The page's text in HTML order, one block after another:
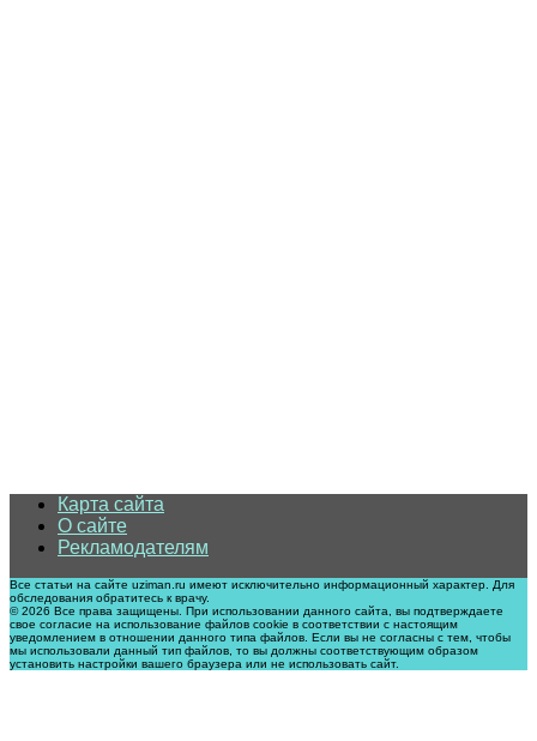
Карта сайта
О сайте
Рекламодателям
Все статьи на сайте uziman.ru имеют исключительно информационный характер. Для
обследования обратитесь к врачу.
© 2026 Все права защищены. При использовании данного сайта, вы подтверждаете
свое согласие на использование файлов cookie в соответствии с настоящим
уведомлением в отношении данного типа файлов. Если вы не согласны с тем, чтобы
мы использовали данный тип файлов, то вы должны соответствующим образом
установить настройки вашего браузера или не использовать сайт.